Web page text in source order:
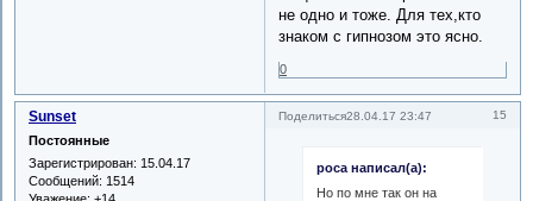
не одно и тоже. Для тех,кто
знаком с гипнозом это ясно.
0
Поделиться 15
28.04.17 23:47
Sunset
Постоянные
Зарегистрирован: 15.04.17
Сообщений: 1514
роса написал(а):
Но по мне так он на